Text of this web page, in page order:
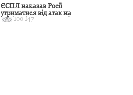
ЄСПЛ наказав Росії
утриматися від атак на
цивільні об’єкти України
100 147